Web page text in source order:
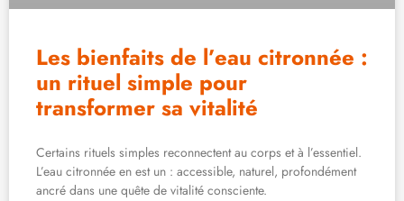
Les bienfaits de l’eau citronnée :
un rituel simple pour
transformer sa vitalité
Certains rituels simples reconnectent au corps et à l’essentiel.
L’eau citronnée en est un : accessible, naturel, profondément
ancré dans une quête de vitalité consciente.